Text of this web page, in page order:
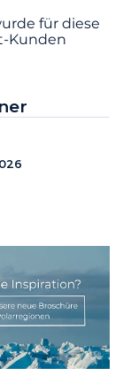
für diese
Kunden